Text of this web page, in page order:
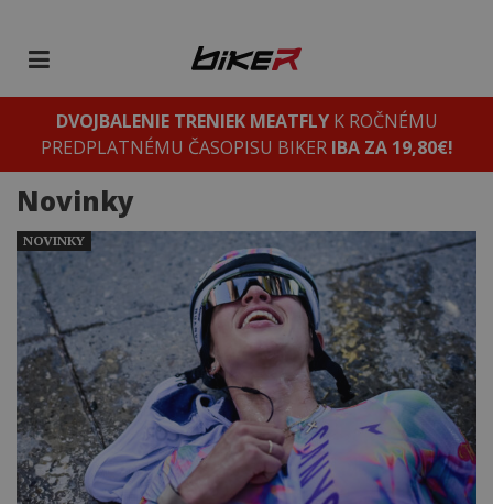
DVOJBALENIE TRENIEK MEATFLYK ROČNÉMU
PREDPLATNÉMU ČASOPISU BIKER IBA ZA 19,80€!
Novinky
NOVINKY